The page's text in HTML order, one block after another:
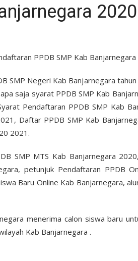
2020
PPDB SMP Kab
SMP Negeri Kab Banjarnegara
saja syarat PPDB SMP Kab
Pendaftaran PPDB SMP Kab
Daftar PPDB SMP Kab
2021.
SMP MTS Kab Banjarnegara
petunjuk Pendaftaran PPDB
Baru Online Kab Banjarnegara,
menerima calon siswa baru
Kab Banjarnegara .